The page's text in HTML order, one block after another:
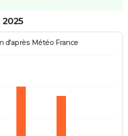
d'après Météo France